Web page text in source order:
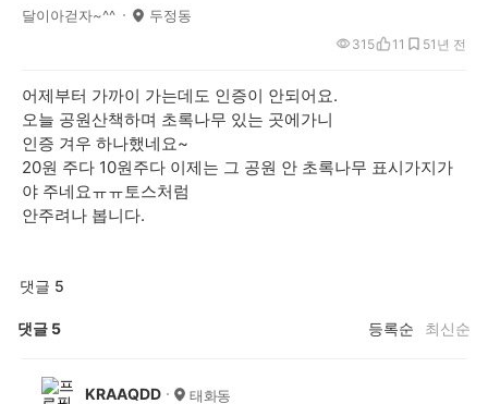
달이아걷자~^^ 두정동
1년 전
315 11 5
어제부터 가까이 가는데도 인증이 안되어요.
오늘 공원산책하며 초록나무 있는 곳에가니
인증 겨우 하나했네요~
20원 주다 10원주다 이제는 그 공원 안 초록나무 표시가지가
야 주네요ㅠㅠ토스처럼
안주려나 봅니다.
댓글 5
댓글 5 등록순 최신순
KRAAQDD 태화동